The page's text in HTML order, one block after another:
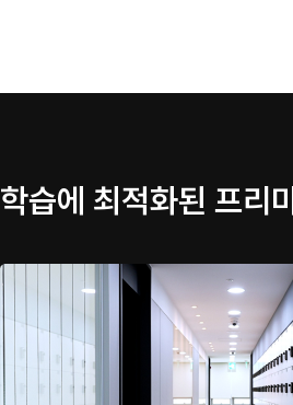
학습에 최적화된 프리